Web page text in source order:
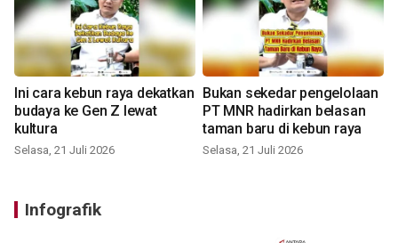
Ini cara kebun raya dekatkan
budaya ke Gen Z lewat
kultura
Selasa, 21 Juli 2026
Bukan sekedar pengelolaan
PT MNR hadirkan belasan
taman baru di kebun raya
Selasa, 21 Juli 2026
Infografik